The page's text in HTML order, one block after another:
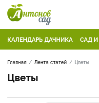
КАЛЕНДАРЬ ДАЧНИКА САД
Главная Лента статей Цветы
Цветы